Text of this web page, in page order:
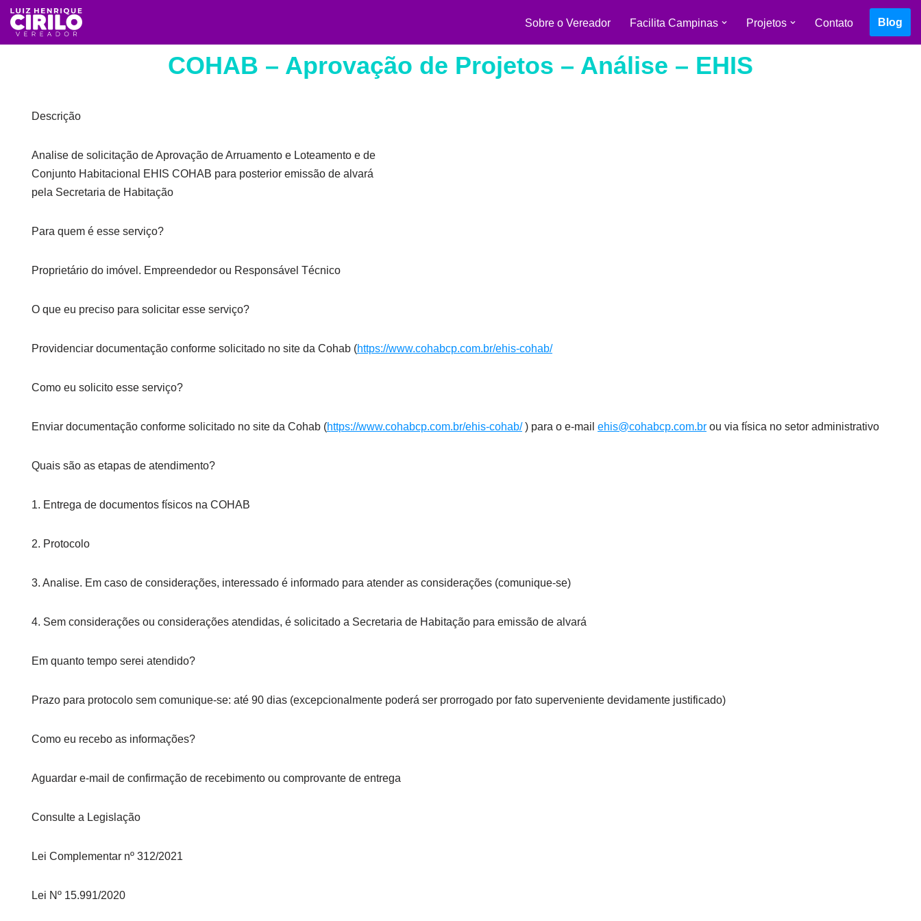
Avançar
Sobre o Vereador Facilita Campinas Projetos Contato Blog
COHAB – Aprovação de Projetos – Análise – EHIS
Descrição
Analise de solicitação de Aprovação de Arruamento e Loteamento e de
Conjunto Habitacional EHIS COHAB para posterior emissão de alvará
pela Secretaria de Habitação
Para quem é esse serviço?
Proprietário do imóvel. Empreendedor ou Responsável Técnico
O que eu preciso para solicitar esse serviço?
Providenciar documentação conforme solicitado no site da Cohab (https://www.cohabcp.com.br/ehis-cohab/
Como eu solicito esse serviço?
Enviar documentação conforme solicitado no site da Cohab (https://www.cohabcp.com.br/ehis-cohab/) para o e-mail ehis@cohabcp.com.br ou via física no setor administrativo
Quais são as etapas de atendimento?
1. Entrega de documentos físicos na COHAB
2. Protocolo
3. Analise. Em caso de considerações, interessado é informado para atender as considerações (comunique-se)
4. Sem considerações ou considerações atendidas, é solicitado a Secretaria de Habitação para emissão de alvará
Em quanto tempo serei atendido?
Prazo para protocolo sem comunique-se: até 90 dias (excepcionalmente poderá ser prorrogado por fato superveniente devidamente justificado)
Como eu recebo as informações?
Aguardar e-mail de confirmação de recebimento ou comprovante de entrega
Consulte a Legislação
Lei Complementar nº 312/2021
Lei Nº 15.991/2020